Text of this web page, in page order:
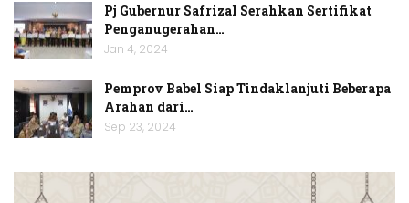
Pj Gubernur Safrizal Serahkan Sertifikat
Penganugerahan…
Jan 4, 2024
Pemprov Babel Siap Tindaklanjuti Beberapa
Arahan dari…
Sep 23, 2024